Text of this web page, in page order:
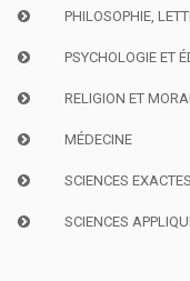
PHILOSOPHIE,
PSYCHOLOGIE ET
RELIGION ET
MÉDECINE
SCIENCES EXACTES
SCIENCES